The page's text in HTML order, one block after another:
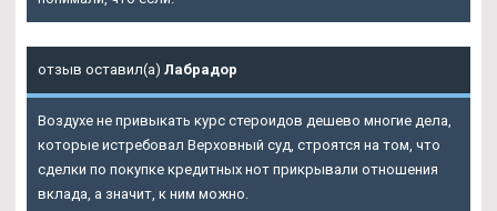
отзыв оставил(а) Лабрадор
Воздухе не привыкать курс стероидов дешево многие дела,
которые истребовал Верховный суд, строятся на том, что
сделки по покупке кредитных нот прикрывали отношения
вклада, а значит, к ним можно.